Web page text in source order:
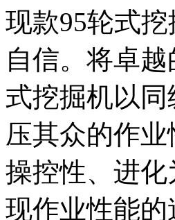
现款95轮式
自信。将卓
式挖掘机以
压其众的作
操控性、进
现作业性能